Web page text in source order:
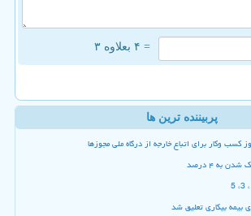
= ۴ بعلاوه ۳
پربیننده ترین ها
وکار برای اتباع خارجه از درگاه ملی مجوزها
به ۴ درصد
بیمه بیکاری تعلیق شد